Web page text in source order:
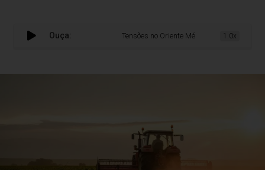
Ouça: Tensões no Oriente Médio trazem desafios
1.0x